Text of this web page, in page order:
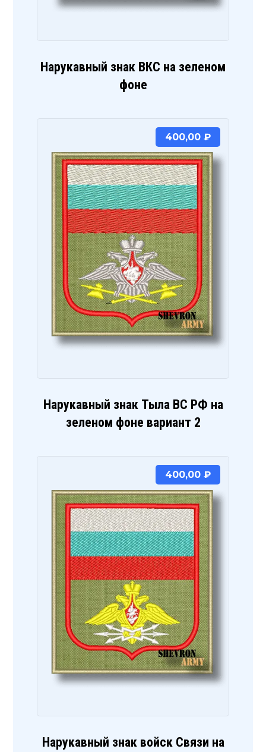
Нарукавный знак ВКС на зеленом
фоне
Нарукавный знак Тыла ВС РФ на
зеленом фоне вариант 2
400,00 ₽
Нарукавный знак войск Связи на
400,00 ₽